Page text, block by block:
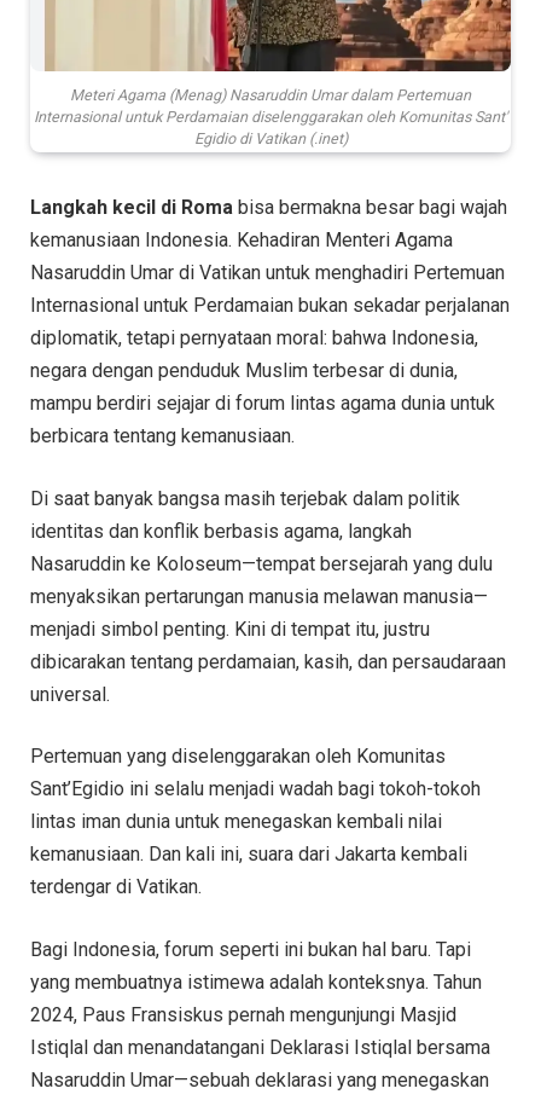
Meteri Agama (Menag) Nasaruddin Umar dalam Pertemuan
Internasional untuk Perdamaian diselenggarakan oleh Komunitas Sant'
Egidio di Vatikan (.inet)
Langkah kecil di Roma bisa bermakna besar bagi wajah
kemanusiaan Indonesia. Kehadiran Menteri Agama
Nasaruddin Umar di Vatikan untuk menghadiri Pertemuan
Internasional untuk Perdamaian bukan sekadar perjalanan
diplomatik, tetapi pernyataan moral: bahwa Indonesia,
negara dengan penduduk Muslim terbesar di dunia,
mampu berdiri sejajar di forum lintas agama dunia untuk
berbicara tentang kemanusiaan.
Di saat banyak bangsa masih terjebak dalam politik
identitas dan konflik berbasis agama, langkah
Nasaruddin ke Koloseum—tempat bersejarah yang dulu
menyaksikan pertarungan manusia melawan manusia—
menjadi simbol penting. Kini di tempat itu, justru
dibicarakan tentang perdamaian, kasih, dan persaudaraan
universal.
Pertemuan yang diselenggarakan oleh Komunitas
Sant’Egidio ini selalu menjadi wadah bagi tokoh-tokoh
lintas iman dunia untuk menegaskan kembali nilai
kemanusiaan. Dan kali ini, suara dari Jakarta kembali
terdengar di Vatikan.
Bagi Indonesia, forum seperti ini bukan hal baru. Tapi
yang membuatnya istimewa adalah konteksnya. Tahun
2024, Paus Fransiskus pernah mengunjungi Masjid
Istiqlal dan menandatangani Deklarasi Istiqlal bersama
Nasaruddin Umar—sebuah deklarasi yang menegaskan